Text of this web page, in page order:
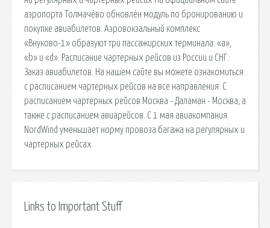
аэропорта Толмачёво обновлён модуль по бронированию и
покупке авиабилетов. Аэровокзальный комплекс
«Внуково-1» образуют три пассажирских терминала: «a»,
«b» и «d». Расписание чартерных рейсов из России и СНГ.
Заказ авиабилетов. На нашем сайте вы можете ознакомиться
с расписанием чартерных рейсов на все направления. С
расписанием чартерных рейсов Москва - Даламан - Москва, а
также с расписанием авиарейсов. С 1 мая авиакомпания
NordWind уменьшает норму провоза багажа на регулярных и
чартерных рейсах.
Links to Important Stuff